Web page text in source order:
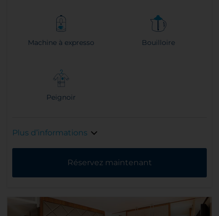
Machine à expresso Bouilloire
Peignoir
Plus d’informations
Réservez maintenant